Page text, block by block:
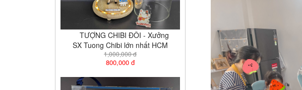
TƯỢNG CHIBI ĐÔI - Xưởng
SX Tuong Chibi lớn nhất HCM
1,000,000 đ
800,000 đ